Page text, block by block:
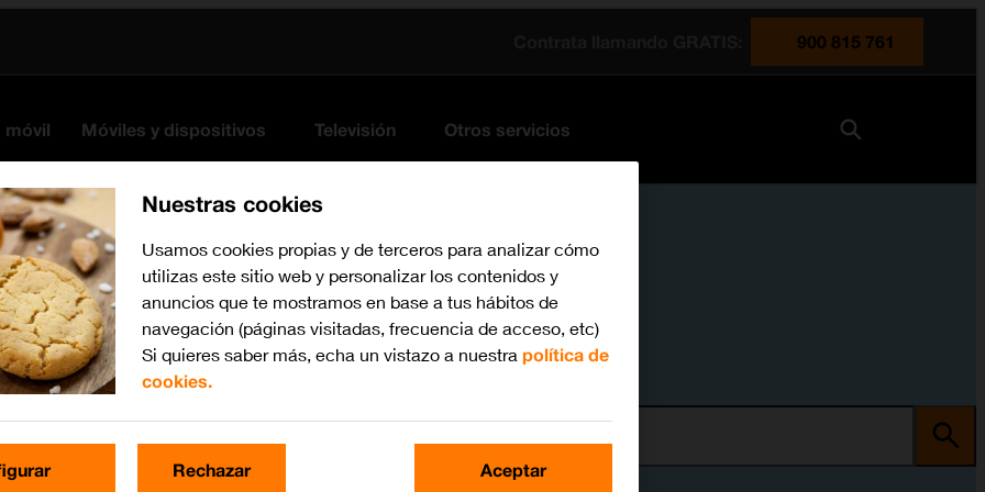
900 815 761
móvil Móviles y dispositivos Televisión Otros servicios
Nuestras cookies
Usamos cookies propias y de terceros para analizar cómo
utilizas este sitio web y personalizar los contenidos y
anuncios que te mostramos en base a tus hábitos de
navegación (páginas visitadas, frecuencia de acceso, etc)
Si quieres saber más, echa un vistazo a nuestra política de
cookies.
Rechazar Aceptar